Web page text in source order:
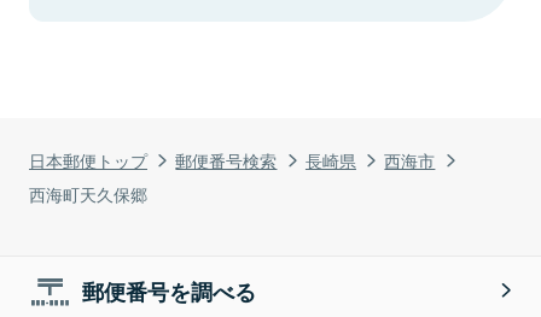
日本郵便トップ 郵便番号検索 長崎県
西海市
西海町天久保郷
郵便番号を調べる